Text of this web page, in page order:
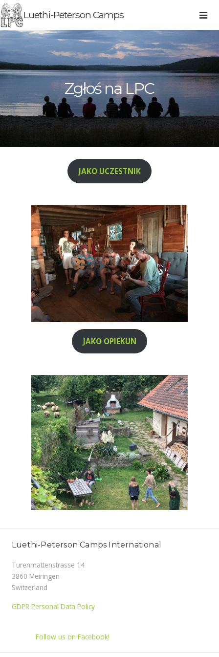
Luethi-Peterson Camps
Zgłoś na LPC
JAKO UCZESTNIK
JAKO OPIEKUN
Luethi-Peterson Camps International
Turenmattenstrasse 14
3860 Meiringen
Switzerland
GDPR Personal Data Policy
Follow us on Facebook!